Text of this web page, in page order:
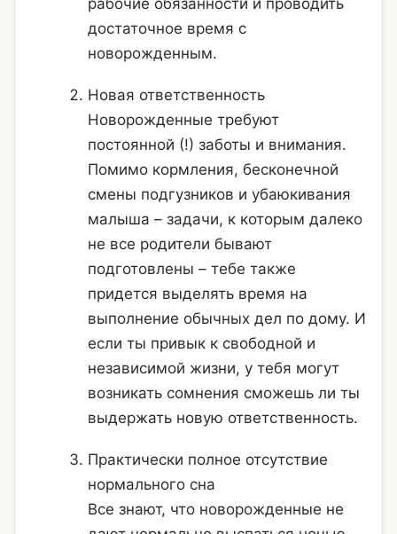
рабочие обязанности и проводить
достаточное время с
новорожденным.
Новая ответственность
Новорожденные требуют
постоянной (!) заботы и внимания.
Помимо кормления, бесконечной
смены подгузников и убаюкивания
малыша – задачи, к которым далеко
не все родители бывают
подготовлены – тебе также
придется выделять время на
выполнение обычных дел по дому. И
если ты привык к свободной и
независимой жизни, у тебя могут
возникать сомнения сможешь ли ты
выдержать новую ответственность.
Практически полное отсутствие
нормального сна
Все знают, что новорожденные не